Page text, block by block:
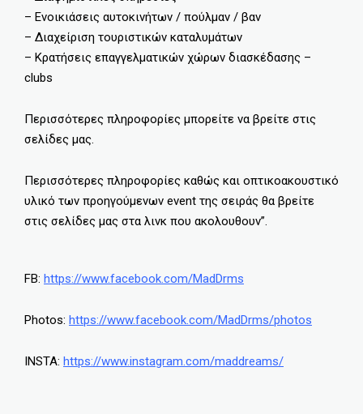
– Ενοικιάσεις αυτοκινήτων / πούλμαν / βαν
– Διαχείριση τουριστικών καταλυμάτων
– Κρατήσεις επαγγελματικών χώρων διασκέδασης –
clubs
Περισσότερες πληροφορίες μπορείτε να βρείτε στις
σελίδες μας.
Περισσότερες πληροφορίες καθώς και οπτικοακουστικό
υλικό των προηγούμενων event της σειράς θα βρείτε
στις σελίδες μας στα λινκ που ακολουθουν”.
FB: https://www.facebook.com/MadDrms
Photos: https://www.facebook.com/MadDrms/photos
INSTA: https://www.instagram.com/maddreams/